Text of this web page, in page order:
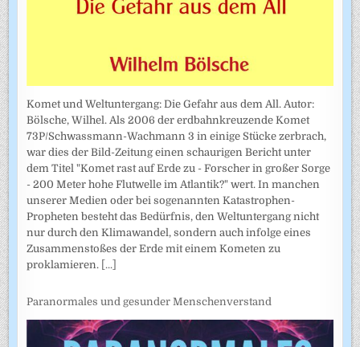
Komet und Weltuntergang: Die Gefahr aus dem All. Autor:
Bölsche, Wilhel. Als 2006 der erdbahnkreuzende Komet
73P/Schwassmann-Wachmann 3 in einige Stücke zerbrach,
war dies der Bild-Zeitung einen schaurigen Bericht unter
dem Titel "Komet rast auf Erde zu - Forscher in großer Sorge
- 200 Meter hohe Flutwelle im Atlantik?" wert. In manchen
unserer Medien oder bei sogenannten Katastrophen-
Propheten besteht das Bedürfnis, den Weltuntergang nicht
nur durch den Klimawandel, sondern auch infolge eines
Zusammenstoßes der Erde mit einem Kometen zu
proklamieren. [...]
Paranormales und gesunder Menschenverstand